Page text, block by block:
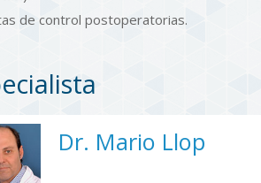
de control postoperatorias.
Dr. Mario Llop